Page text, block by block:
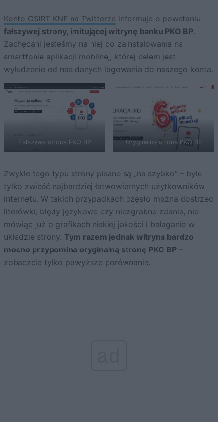
Konto CSIRT KNF na Twitterze informuje o powstaniu
fałszywej strony, imitującej witrynę banku PKO BP.
Zachęcani jesteśmy na niej do zainstalowania na
smartfonie aplikacji mobilnej, której celem jest
wyłudzenie od nas danych logowania do naszego konta.
Fałszywa strona PKO BP Oryginalna strona PKO BP
Zwykle tego typu strony pisane są „na szybko” – byle
tylko zwieść najbardziej łatwowiernych użytkowników
internetu. W takich przypadkach często można dostrzec
literówki, błędy językowe czy niezgrabne zdania, nie
mówiąc już o grafikach niskiej jakości i bałaganie w
układzie strony. Tym razem jednak witryna bardzo
mocno przypomina oryginalną stronę PKO BP –
zobaczcie tylko powyższe porównanie.